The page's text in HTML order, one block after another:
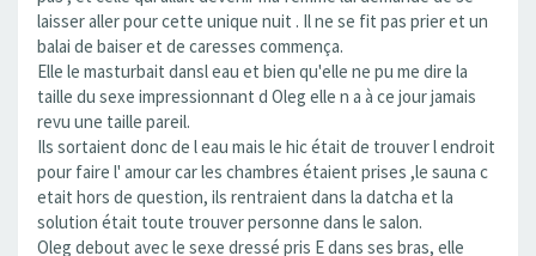
laisser aller pour cette unique nuit . Il ne se fit pas prier et un
balai de baiser et de caresses commença.
Elle le masturbait dansl eau et bien qu'elle ne pu me dire la
taille du sexe impressionnant d Oleg elle n a à ce jour jamais
revu une taille pareil.
Ils sortaient donc de l eau mais le hic était de trouver l endroit
pour faire l' amour car les chambres étaient prises ,le sauna c
etait hors de question, ils rentraient dans la datcha et la
solution était toute trouver personne dans le salon.
Oleg debout avec le sexe dressé pris E dans ses bras, elle